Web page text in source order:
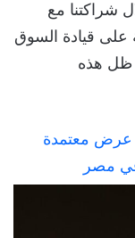
شراكتنا مع
على قيادة السوق
ظل هذه